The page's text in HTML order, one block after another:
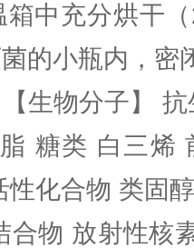
中充分烘干
的小瓶内，密
生物分子】
糖类 白三烯
性化合物 类固
合物 放射性核